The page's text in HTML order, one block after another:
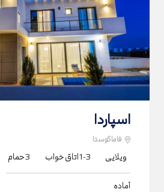
اسپاردا
فاماگوستا
ویلایی 1-3اتاق خواب 3حمام
آماده